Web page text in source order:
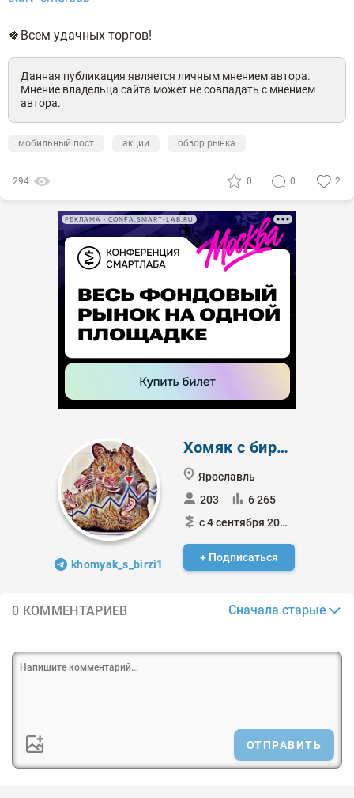
🍀Всем удачных торгов!
Данная публикация является личным мнением автора.
Мнение владельца сайта может не совпадать с мнением
автора.
мобильный пост акции обзор рынка
294 0 0 2
РЕКЛАМА • CONFA.SMART-LAB.RU
khomyak_s_birzi1
Хомяк с биржи
Ярославль
203
6 265
с 4 сентября 2022
+ Подписаться
0 КОММЕНТАРИЕВ Сначала старые
ОТПРАВИТЬ